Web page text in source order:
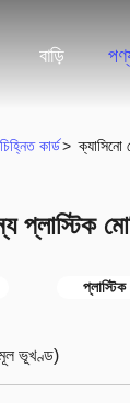
বাড়ি
কার্ড> ক্যাসিনো
প্লাস্টিক
ভূখণ্ড)